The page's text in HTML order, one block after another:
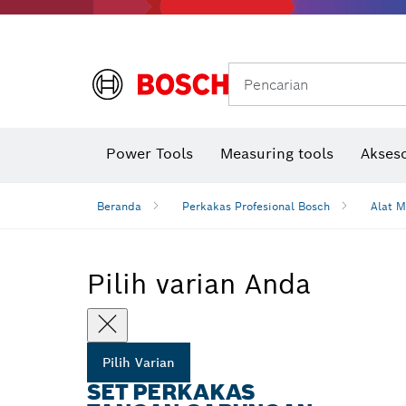
Pencarian
Power Tools Measuring tools
Beranda Perkakas Profesional Bosch Alat
Pilih varian Anda
Pilih Varian
SET PERKAKAS